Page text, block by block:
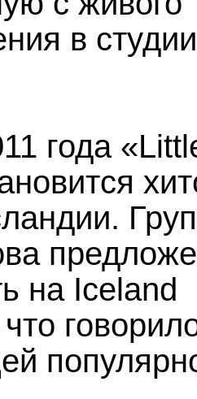
в студии
года
на Iceland